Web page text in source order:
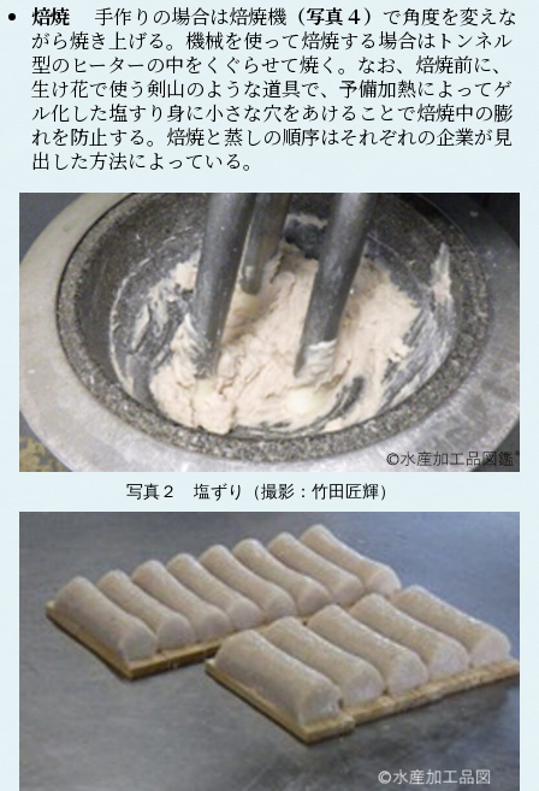
焙焼 手作りの場合は焙焼機 （写真４） で角度を変えな
がら焼き上げる。機械を使って焙焼する場合はトンネル
型のヒーターの中をくぐらせて焼く。なお、焙焼前に、
生け花で使う剣山のような道具で、予備加熱によってゲ
ル化した塩すり身に小さな穴をあけることで焙焼中の膨
れを防止する。焙焼と蒸しの順序はそれぞれの企業が見
出した方法によっている。
写真２ 塩ずり（撮影：竹田匠輝）